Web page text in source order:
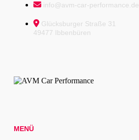
info@avm-car-performance.de
Glücksburger Straße 31
49477 Ibbenbüren
MENÜ